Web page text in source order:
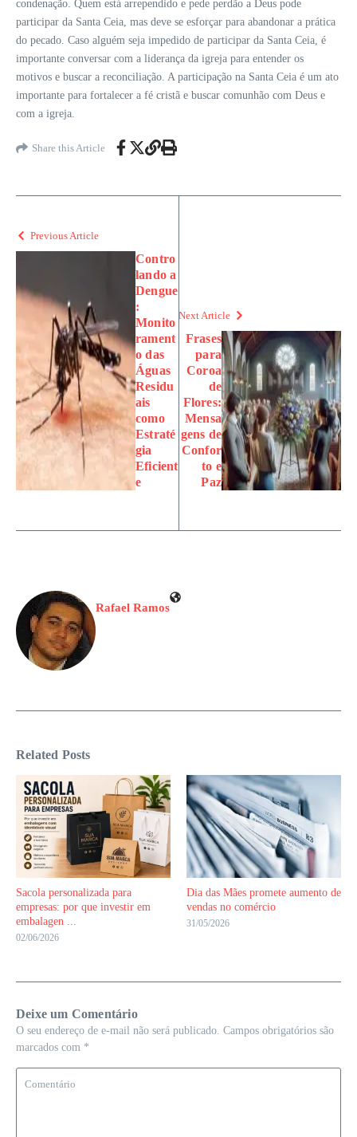
condenação. Quem está arrependido e pede perdão a Deus pode
participar da Santa Ceia, mas deve se esforçar para abandonar a prática
do pecado. Caso alguém seja impedido de participar da Santa Ceia, é
importante conversar com a liderança da igreja para entender os
motivos e buscar a reconciliação. A participação na Santa Ceia é um ato
importante para fortalecer a fé cristã e buscar comunhão com Deus e
com a igreja.
Share this Article
Previous Article
Contro
lando a
Dengue
:
Monito
rament
o das
Águas
Residu
ais
como
Estraté
gia
Eficient
e
Next Article
Frases
para
Coroa
de
Flores:
Mensa
gens de
Confor
to e
Paz
Rafael Ramos
Related Posts
Sacola personalizada para
empresas: por que investir em
embalagen ...
02/06/2026
Dia das Mães promete aumento de
vendas no comércio
31/05/2026
Deixe um Comentário
O seu endereço de e-mail não será publicado. Campos obrigatórios são
marcados com *